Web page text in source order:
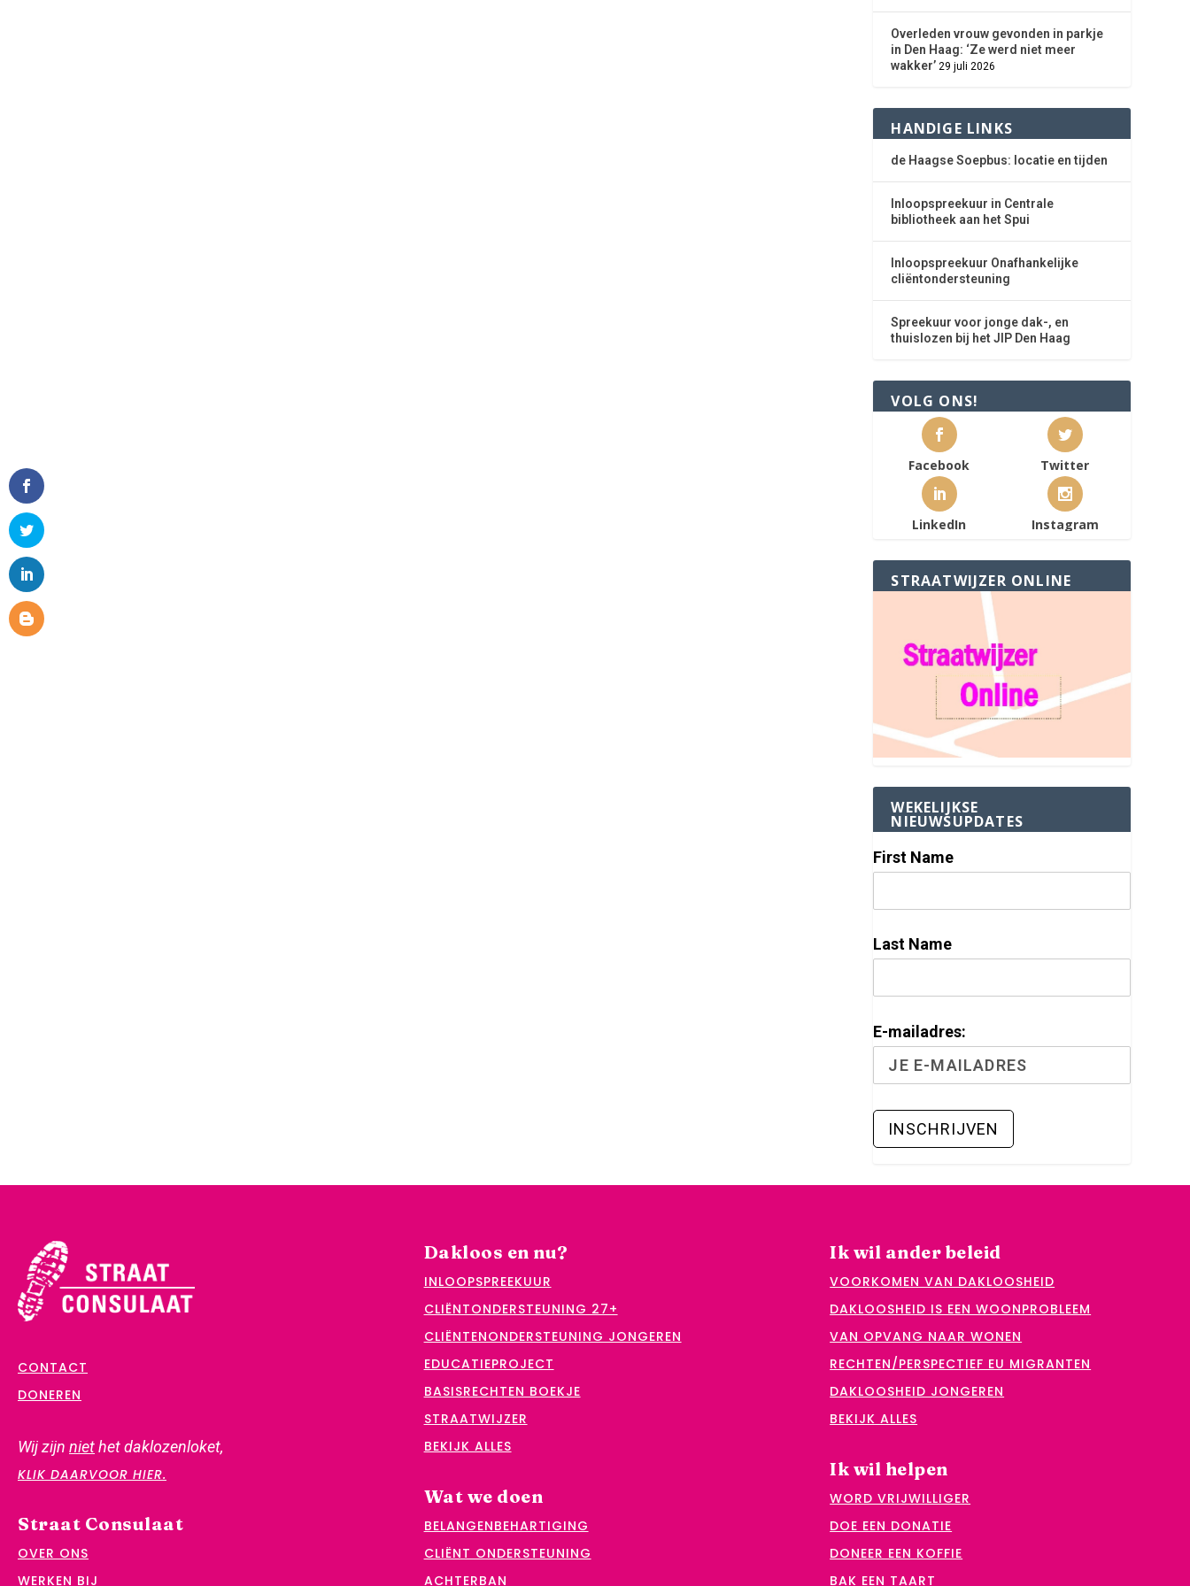
Overleden vrouw gevonden in parkje
in Den Haag: ‘Ze werd niet meer
wakker’ 29 juli 2026
HANDIGE LINKS
de Haagse Soepbus: locatie en tijden
Inloopspreekuur in Centrale
bibliotheek aan het Spui
Inloopspreekuur Onafhankelijke
cliëntondersteuning
Spreekuur voor jonge dak-, en
thuislozen bij het JIP Den Haag
VOLG ONS!
Facebook Twitter
LinkedIn Instagram
STRAATWIJZER ONLINE
WEKELIJKSE
NIEUWSUPDATES
First Name
Last Name
E-mailadres:
CONTACT
DONEREN
Wij zijn niethet daklozenloket,
KLIK DAARVOOR HIER.
Straat Consulaat
OVER ONS
WERKEN BIJ
Dakloos en nu?
INLOOPSPREEKUUR
CLIËNTONDERSTEUNING 27+
CLIËNTENONDERSTEUNING JONGEREN
EDUCATIEPROJECT
BASISRECHTEN BOEKJE
STRAATWIJZER
BEKIJK ALLES
Wat we doen
BELANGENBEHARTIGING
CLIËNT ONDERSTEUNING
ACHTERBAN
Ik wil ander beleid
VOORKOMEN VAN DAKLOOSHEID
DAKLOOSHEID IS EEN WOONPROBLEEM
VAN OPVANG NAAR WONEN
RECHTEN/PERSPECTIEF EU MIGRANTEN
DAKLOOSHEID JONGEREN
BEKIJK ALLES
Ik wil helpen
WORD VRIJWILLIGER
DOE EEN DONATIE
DONEER EEN KOFFIE
BAK EEN TAART